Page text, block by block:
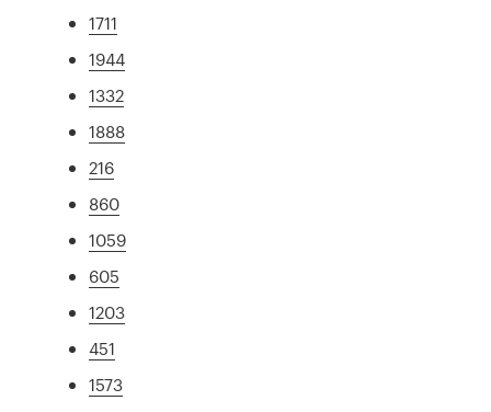
1711
1944
1332
1888
216
860
1059
605
1203
451
1573